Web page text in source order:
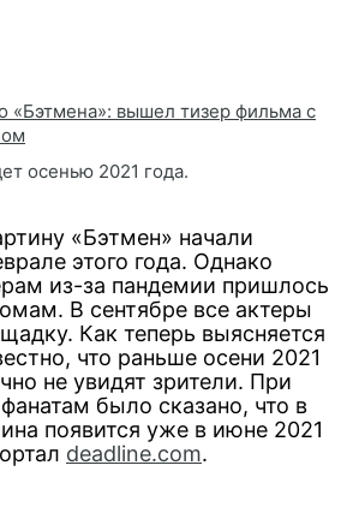
«Бэтмена»: вышел тизер фильма с
осенью 2021 года.
«Бэтмен» начали
этого года. Однако
из-за пандемии пришлось
В сентябре все актеры
Как теперь выясняется
что раньше осени 2021
не увидят зрители. При
было сказано, что в
появится уже в июне 2021
deadline.com.